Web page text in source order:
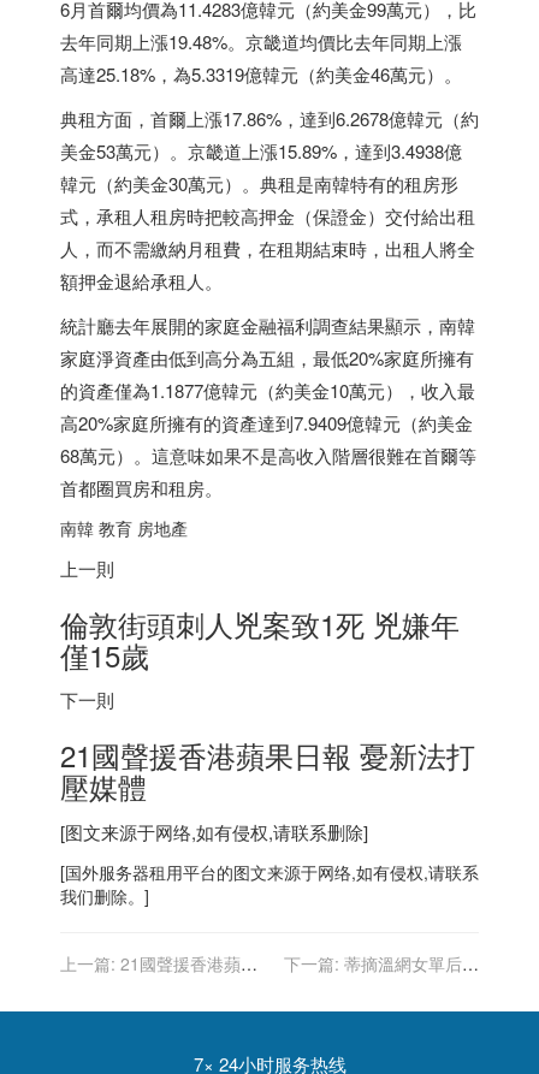
6月首爾均價為11.4283億韓元（約美金99萬元），比
去年同期上漲19.48%。京畿道均價比去年同期上漲
高達25.18%，為5.3319億韓元（約美金46萬元）。
典租方面，首爾上漲17.86%，達到6.2678億韓元（約
美金53萬元）。京畿道上漲15.89%，達到3.4938億
韓元（約美金30萬元）。典租是南韓特有的租房形
式，承租人租房時把較高押金（保證金）交付給出租
人，而不需繳納月租費，在租期結束時，出租人將全
額押金退給承租人。
統計廳去年展開的家庭金融福利調查結果顯示，南韓
家庭淨資產由低到高分為五組，最低20%家庭所擁有
的資產僅為1.1877億韓元（約美金10萬元），收入最
高20%家庭所擁有的資產達到7.9409億韓元（約美金
68萬元）。這意味如果不是高收入階層很難在首爾等
首都圈買房和租房。
南韓 教育 房地產
上一則
倫敦街頭刺人兇案致1死 兇嫌年
僅15歲
下一則
21國聲援香港蘋果日報 憂新法打
壓媒體
[图文来源于网络,如有侵权,请联系删除]
[国外服务器租用平台的图文来源于网络,如有侵权,请联系
我们删除。]
上一篇: 21國聲援香港蘋果
下一篇: 蒂摘溫網女單后冠
7× 24小时服务热线